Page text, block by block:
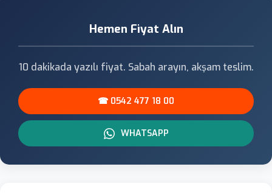
Hemen Fiyat Alın
10 dakikada yazılı fiyat. Sabah arayın, akşam teslim.
☎ 0542 477 18 00
WHATSAPP